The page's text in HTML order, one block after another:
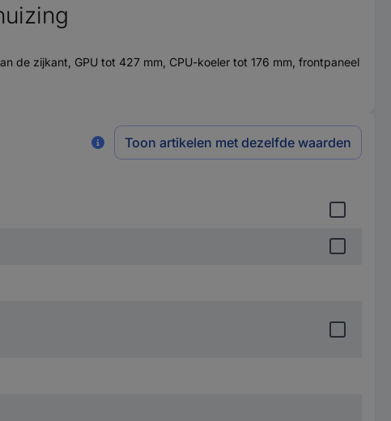
de zijkant, GPU tot 427 mm, CPU-koeler tot 176 mm, frontpaneel
Toon artikelen met dezelfde waarden